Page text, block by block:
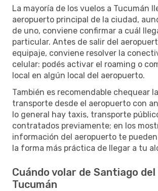
La mayoría de los vuelos a Tucumán
aeropuerto principal de la ciudad,
de uno, conviene confirmar a cuál
particular. Antes de salir del
equipaje, conviene resolver la
celular: podés activar el roaming o
local en algún local del aeropuerto.
También es recomendable chequear
transporte desde el aeropuerto con
lo general hay taxis, transporte
contratados previamente; en los
información del aeropuerto te
la forma más práctica de llegar a tu
Cuándo volar de Santiago
Tucumán